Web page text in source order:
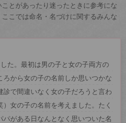
とがあったり迷ったときに参考にな
こでは命名・名づけに関するみんな
た。最初は男の子と女の子両方の
から女の子の名前しか思いつかな
診で間違いなく女の子だろうと言わ
女の子の名前を考えました。たく
パがある日なんとなく思いついた名